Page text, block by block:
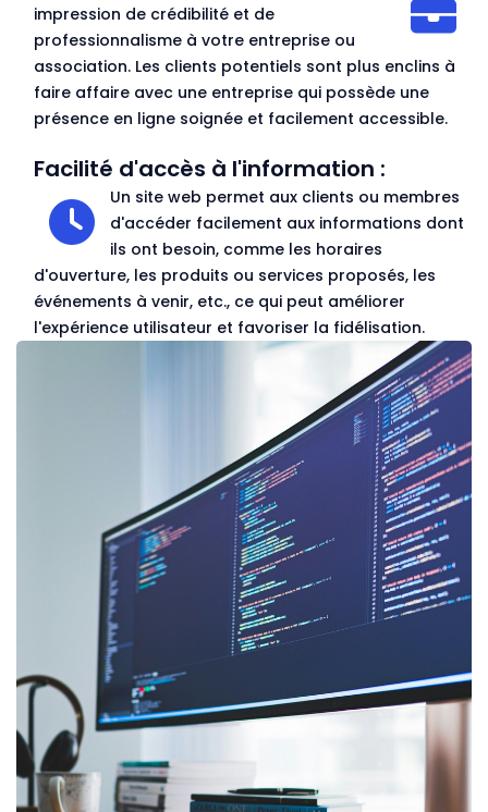
impression de crédibilité et de
professionnalisme à votre entreprise ou
association. Les clients potentiels sont plus enclins à
faire affaire avec une entreprise qui possède une
présence en ligne soignée et facilement accessible.
Facilité d'accès à l'information :
Un site web permet aux clients ou membres
d'accéder facilement aux informations dont
ils ont besoin, comme les horaires
d'ouverture, les produits ou services proposés, les
événements à venir, etc., ce qui peut améliorer
l'expérience utilisateur et favoriser la fidélisation.